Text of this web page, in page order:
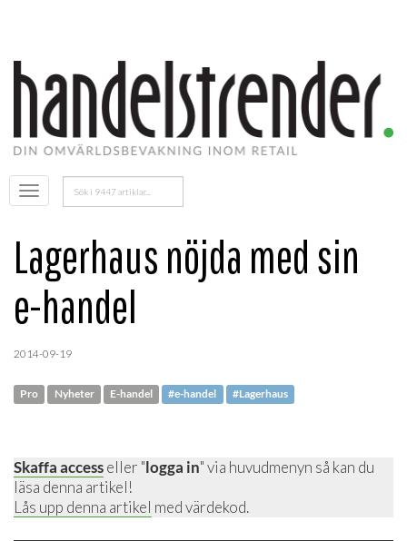
Öppna
menyn
Sök
efter:
Lagerhaus nöjda med sin
e-handel
2014-09-19
Pro Nyheter E-handel #e-handel #Lagerhaus
Skaffa accesseller "logga in" via huvudmenyn så kan du
läsa denna artikel!
Lås upp denna artikel med värdekod.